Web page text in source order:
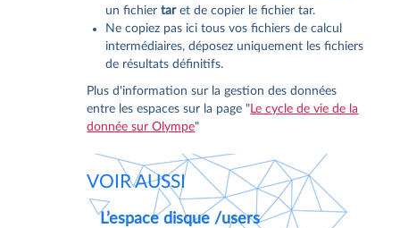
un fichiertaret de copier le fichier tar.
Ne copiez pas ici tous vos fichiers de calcul
intermédiaires, déposez uniquement les fichiers
de résultats définitifs.
Plus d'information sur la gestion des données
entre les espaces sur la page "Le cycle de vie de la
donnée sur Olympe"
VOIR AUSSI
L’espace disque /users